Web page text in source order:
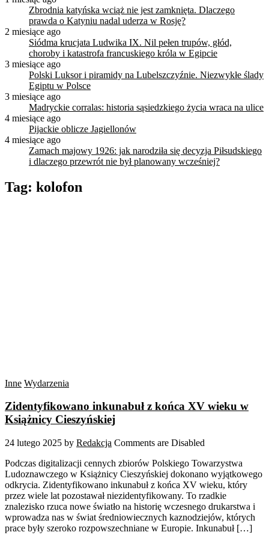
Zbrodnia katyńska wciąż nie jest zamknięta. Dlaczego
prawda o Katyniu nadal uderza w Rosję?
2 miesiące ago
Siódma krucjata Ludwika IX. Nil pełen trupów, głód,
choroby i katastrofa francuskiego króla w Egipcie
3 miesiące ago
Polski Luksor i piramidy na Lubelszczyźnie. Niezwykłe ślady
Egiptu w Polsce
3 miesiące ago
Madryckie corralas: historia sąsiedzkiego życia wraca na ulice
4 miesiące ago
Pijackie oblicze Jagiellonów
4 miesiące ago
Zamach majowy 1926: jak narodziła się decyzja Piłsudskiego
i dlaczego przewrót nie był planowany wcześniej?
Tag: kolofon
Inne Wydarzenia
Zidentyfikowano inkunabuł z końca XV wieku w
Książnicy Cieszyńskiej
24 lutego 2025 by Redakcja Comments are Disabled
Podczas digitalizacji cennych zbiorów Polskiego Towarzystwa
Ludoznawczego w Książnicy Cieszyńskiej dokonano wyjątkowego
odkrycia. Zidentyfikowano inkunabuł z końca XV wieku, który
przez wiele lat pozostawał niezidentyfikowany. To rzadkie
znalezisko rzuca nowe światło na historię wczesnego drukarstwa i
wprowadza nas w świat średniowiecznych kaznodziejów, których
prace były szeroko rozpowszechniane w Europie. Inkunabuł […]